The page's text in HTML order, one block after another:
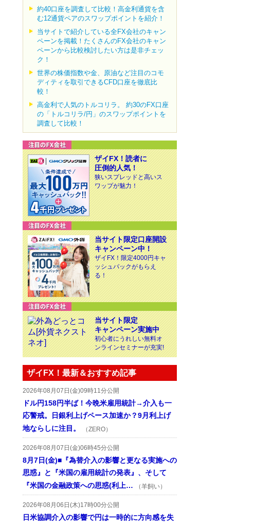
約40口座を調査して比較！高金利通貨を含
む12通貨ペアのスワップポイントを紹介！
当サイトで紹介している全FX会社のキャン
ペーンを掲載！たくさんのFX会社のキャン
ペーンから比較検討したい方は是非チェッ
ク！
世界の株価指数や金、原油など注目のコモ
ディティを取引できるCFD口座を徹底比
較！
高金利で人気のトルコリラ。 約30のFX口座
の「トルコリラ/円」のスワップポイントを
調査して比較！
ザイFX！読者に
圧倒的人気！
狭いスプレッドと高いス
ワップが魅力！
当サイト限定口座開設
キャンペーン中！
ザイFX！限定4000円キャ
ッシュバックがもらえ
る！
当サイト限定
キャンペーン実施中
初心者にうれしい無料オ
ンラインセミナーが充実!
ザイFX！最新＆おすすめ記事
2026年08月07日(金)09時11分公開
ドル円158円半ば！今晩米雇用統計→介入も一
応警戒。日銀利上げペース加速か？9月利上げ
地ならしに注目。
（ZERO）
2026年08月07日(金)06時45分公開
8月7日(金)■『為替介入の影響と更なる実施への
思惑』と『米国の雇用統計の発表』、そして
『米国の金融政策への思惑(利上…
（羊飼い）
2026年08月06日(木)17時00分公開
日米協調介入の影響で円は一時的に方向感を失